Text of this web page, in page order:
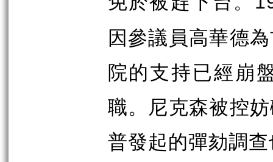
因參議員高華德
院的支持已經崩
職。尼克森被控
普發起的彈劾調